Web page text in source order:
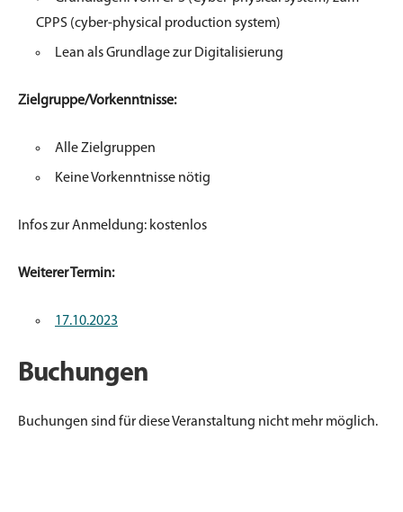
CPPS (cyber-physical production system)
Lean als Grundlage zur Digitalisierung
Zielgruppe/Vorkenntnisse:
Alle Zielgruppen
Keine Vorkenntnisse nötig
nfos zur Anmeldung: kostenlos
Weiterer Termin:
17.10.2023
Buchungen
Buchungen sind für diese Veranstaltung nicht mehr möglich.